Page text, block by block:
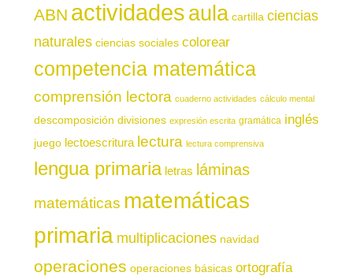
ABN actividadesaula cartilla ciencias
naturales ciencias sociales colorear
competencia matemática
comprensión lectora cuaderno actividades cálculo mental
descomposición divisiones expresión escrita gramática inglés
juego lectoescritura lectura lectura comprensiva
lengua primaria letras láminas
matemáticas matemáticas
primaria multiplicaciones navidad
operaciones operaciones básicas ortografía